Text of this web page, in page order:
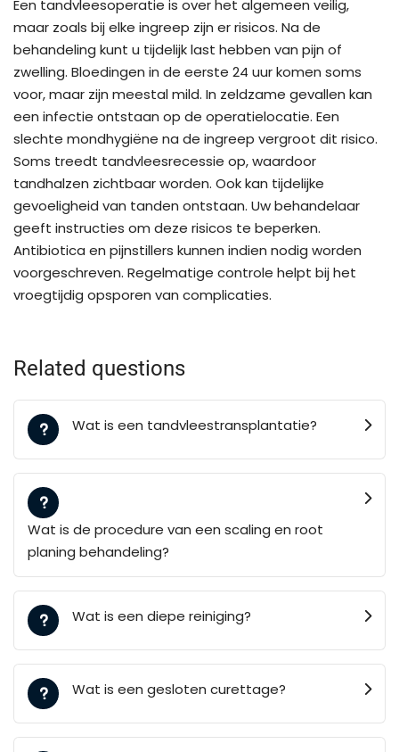
Een tandvleesoperatie is over het algemeen veilig,
maar zoals bij elke ingreep zijn er risicos. Na de
behandeling kunt u tijdelijk last hebben van pijn of
zwelling. Bloedingen in de eerste 24 uur komen soms
voor, maar zijn meestal mild. In zeldzame gevallen kan
een infectie ontstaan op de operatielocatie. Een
slechte mondhygiëne na de ingreep vergroot dit risico.
Soms treedt tandvleesrecessie op, waardoor
tandhalzen zichtbaar worden. Ook kan tijdelijke
gevoeligheid van tanden ontstaan. Uw behandelaar
geeft instructies om deze risicos te beperken.
Antibiotica en pijnstillers kunnen indien nodig worden
voorgeschreven. Regelmatige controle helpt bij het
vroegtijdig opsporen van complicaties.
Related questions
Wat is een tandvleestransplantatie?
Wat is de procedure van een scaling en root
planing behandeling?
Wat is een diepe reiniging?
Wat is een gesloten curettage?